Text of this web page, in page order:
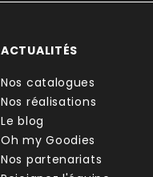
ACTUALITÉS
Nos catalogues
Nos réalisations
Le blog
Oh my Goodies
Nos partenariats